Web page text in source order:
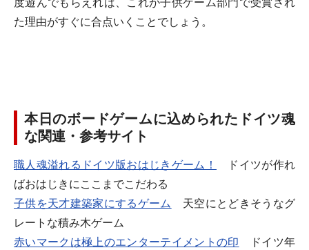
た理由がすぐに合点いくことでしょう。
本日のボードゲームに込められたドイツ魂
な関連・参考サイト
職人魂溢れるドイツ版おはじきゲーム！
ドイツが作れ
ばおはじきにここまでこだわる
子供を天才建築家にするゲーム 天空にとどきそうなグ
レートな積み木ゲーム
赤いマークは極上のエンターテイメントの印 ドイツ年